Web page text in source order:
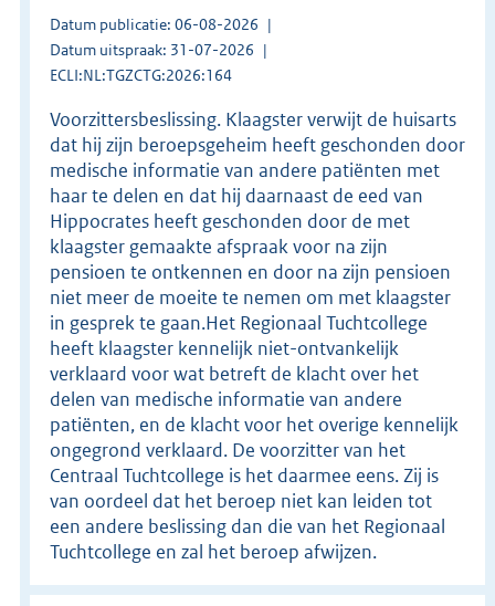
Datum publicatie: 06-08-2026
Datum uitspraak: 31-07-2026
ECLI:NL:TGZCTG:2026:164
Voorzittersbeslissing. Klaagster verwijt de huisarts
dat hij zijn beroepsgeheim heeft geschonden door
medische informatie van andere patiënten met
haar te delen en dat hij daarnaast de eed van
Hippocrates heeft geschonden door de met
klaagster gemaakte afspraak voor na zijn
pensioen te ontkennen en door na zijn pensioen
niet meer de moeite te nemen om met klaagster
in gesprek te gaan.Het Regionaal Tuchtcollege
heeft klaagster kennelijk niet-ontvankelijk
verklaard voor wat betreft de klacht over het
delen van medische informatie van andere
patiënten, en de klacht voor het overige kennelijk
ongegrond verklaard. De voorzitter van het
Centraal Tuchtcollege is het daarmee eens. Zij is
van oordeel dat het beroep niet kan leiden tot
een andere beslissing dan die van het Regionaal
Tuchtcollege en zal het beroep afwijzen.